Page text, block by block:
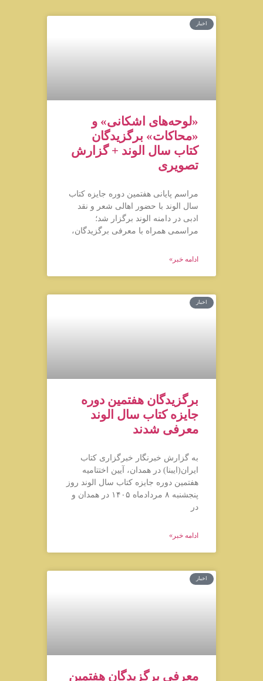
اخبار
«لوحه‌های اشکانی» و
«محاکات» برگزیدگان
کتاب سال الوند + گزارش
تصویری
مراسم پایانی هفتمین دوره جایزه کتاب
سال الوند با حضور اهالی شعر و نقد
ادبی در دامنه الوند برگزار شد؛
مراسمی همراه با معرفی برگزیدگان،
ادامه خبر»
اخبار
برگزیدگان هفتمین دوره
جایزه کتاب سال الوند
معرفی شدند
به گزارش خبرنگار خبرگزاری کتاب
ایران(ایبنا) در همدان، آیین اختتامیه
هفتمین دوره جایزه کتاب سال الوند روز
پنجشنبه ۸ مردادماه ۱۴۰۵ در همدان و
در
ادامه خبر»
اخبار
معرفی برگزیدگان هفتمین